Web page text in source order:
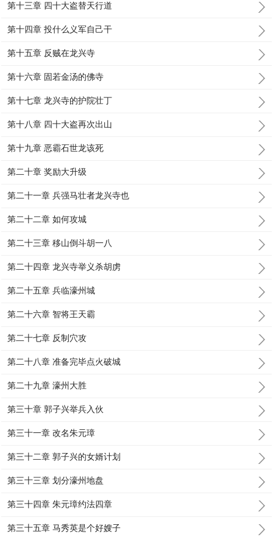
第十三章 四十大盗替天行道
第十四章 投什么义军自己干
第十五章 反贼在龙兴寺
第十六章 固若金汤的佛寺
第十七章 龙兴寺的护院壮丁
第十八章 四十大盗再次出山
第十九章 恶霸石世龙该死
第二十章 奖励大升级
第二十一章 兵强马壮者龙兴寺也
第二十二章 如何攻城
第二十三章 移山倒斗胡一八
第二十四章 龙兴寺举义杀胡虏
第二十五章 兵临濠州城
第二十六章 智将王天霸
第二十七章 反制穴攻
第二十八章 准备完毕点火破城
第二十九章 濠州大胜
第三十章 郭子兴举兵入伙
第三十一章 改名朱元璋
第三十二章 郭子兴的女婿计划
第三十三章 划分濠州地盘
第三十四章 朱元璋约法四章
第三十五章 马秀英是个好嫂子